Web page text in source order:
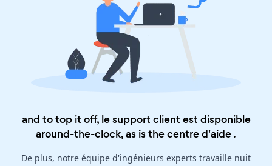
and to top it off, le support client est disponible
around-the-clock, as is thecentre d'aide.
De plus, notre équipe d'ingénieurs experts travaille nuit